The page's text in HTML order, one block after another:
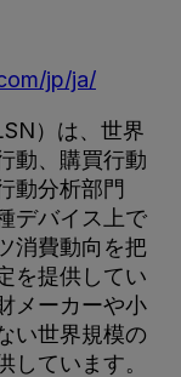
jp/ja/
）は、世界
動、購買行動
動分析部門
デバイス上で
消費動向を把
を提供してい
メーカーや小
い世界規模の
しています。